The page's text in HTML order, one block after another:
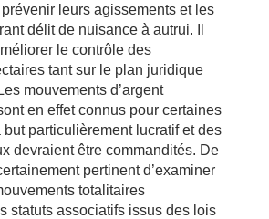
leurs agissements et les
délit de nuisance à autrui. Il
le contrôle des
tant sur le plan juridique
mouvements d’argent
en effet connus pour certaines
particulièrement lucratif et des
devraient être commandités. De
pertinent d’examiner
totalitaires
statuts associatifs issus des lois